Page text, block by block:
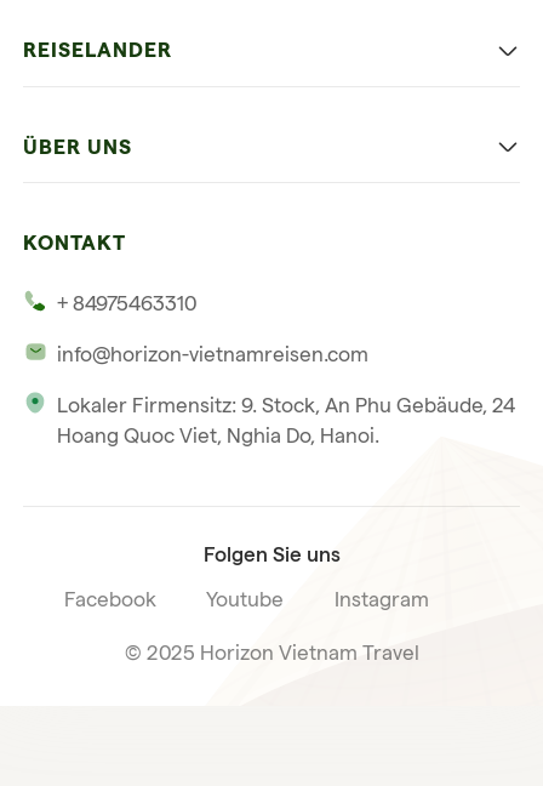
Die Beste Reise
Mehrere Länder
REISELANDER
ÜBER UNS
Unsere internationale Tourismuslizenz
KONTAKT
+ 84975463310
info@horizon-vietnamreisen.com
Lokaler Firmensitz: 9. Stock, An Phu Gebäude, 24
Hoang Quoc Viet, Nghia Do, Hanoi.
Folgen Sie uns
Facebook Youtube Instagram
© 2025 Horizon Vietnam Travel